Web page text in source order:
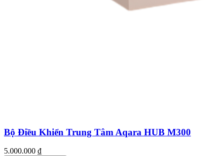
Bộ Điều Khiển Trung Tâm Aqara HUB M300
5.000.000 ₫